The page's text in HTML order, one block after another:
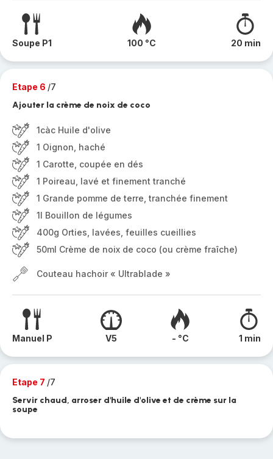
Soupe P1 100 °C 20 min
Etape 6 /7
Ajouter la crème de noix de coco
1càc Huile d'olive
1 Oignon, haché
1 Carotte, coupée en dés
1 Poireau, lavé et finement tranché
1 Grande pomme de terre, tranchée finement
1l Bouillon de légumes
400g Orties, lavées, feuilles cueillies
50ml Crème de noix de coco (ou crème fraîche)
Couteau hachoir « Ultrablade »
Manuel P V5 - °C 1 min
Etape 7 /7
Servir chaud, arroser d'huile d'olive et de crème sur la
soupe